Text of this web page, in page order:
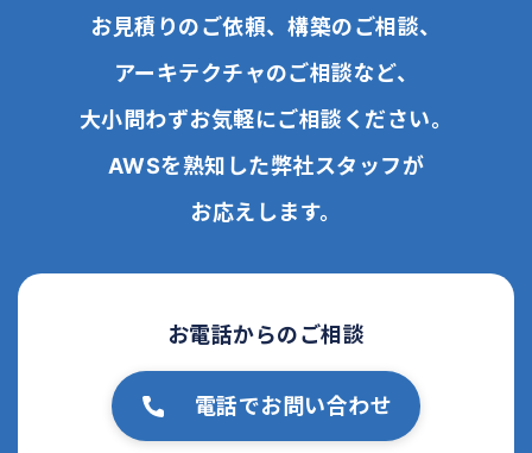
お見積りのご依頼、構築のご相談、
アーキテクチャのご相談など、
大小問わずお気軽にご相談ください。
AWSを熟知した弊社スタッフが
お応えします。
お電話からのご相談
電話でお問い合わせ